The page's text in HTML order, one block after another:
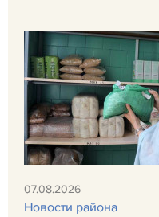
07.08.2026
Новости района